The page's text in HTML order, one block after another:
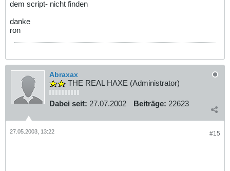
dem script- nicht finden
danke
ron
Abraxax
THE REAL HAXE (Administrator)
Dabei seit: 27.07.2002 Beiträge: 22623
#15
27.05.2003, 13:22